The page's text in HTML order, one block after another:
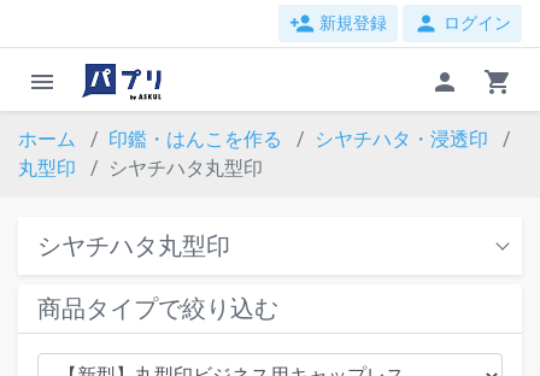
person_add 新規登録 person ログイン
menu person shopping_cart
ホーム 印鑑・はんこを作る
シヤチハタ・浸透印
丸型印
シヤチハタ丸型印
シヤチハタ丸型印
商品タイプで絞り込む